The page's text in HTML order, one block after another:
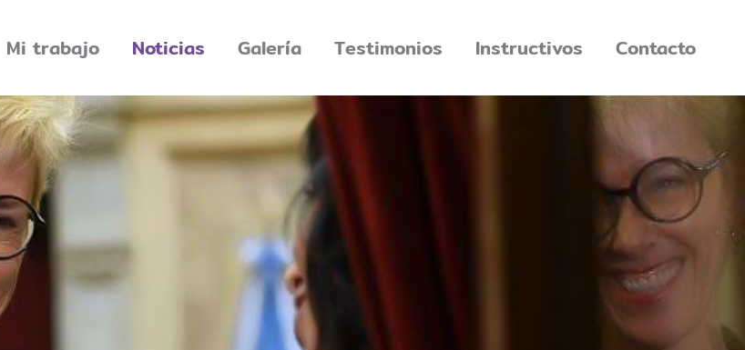
Mi trabajo Noticias Galería Testimonios Instructivos Contacto